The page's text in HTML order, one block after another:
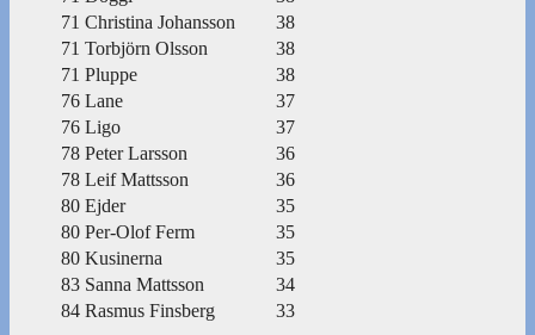
71 Christina Johansson
38
71 Torbjörn Olsson
38
71 Pluppe
38
76 Lane
37
76 Ligo
37
78 Peter Larsson
36
78 Leif Mattsson
36
80 Ejder
35
80 Per-Olof Ferm
35
80 Kusinerna
35
83 Sanna Mattsson
34
84 Rasmus Finsberg 33